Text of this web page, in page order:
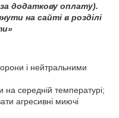
додаткову оплату).
на сайті в розділі
і нейтральними
середній температурі;
агресивні миючі